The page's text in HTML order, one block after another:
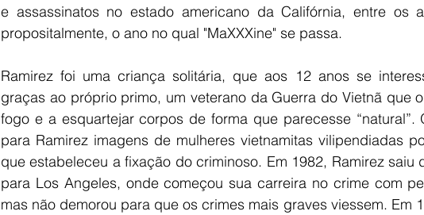
e assassinatos no estado americano da Califórnia, entre
propositalmente, o ano no qual "MaXXXine" se passa.
Ramirez foi uma criança solitária, que aos 12 anos se
graças ao próprio primo, um veterano da Guerra do Vietnã que
fogo e a esquartejar corpos de forma que parecesse “natural”.
para Ramirez imagens de mulheres vietnamitas vilipendiadas
que estabeleceu a fixação do criminoso. Em 1982, Ramirez saiu
para Los Angeles, onde começou sua carreira no crime com
mas não demorou para que os crimes mais graves viessem. Em